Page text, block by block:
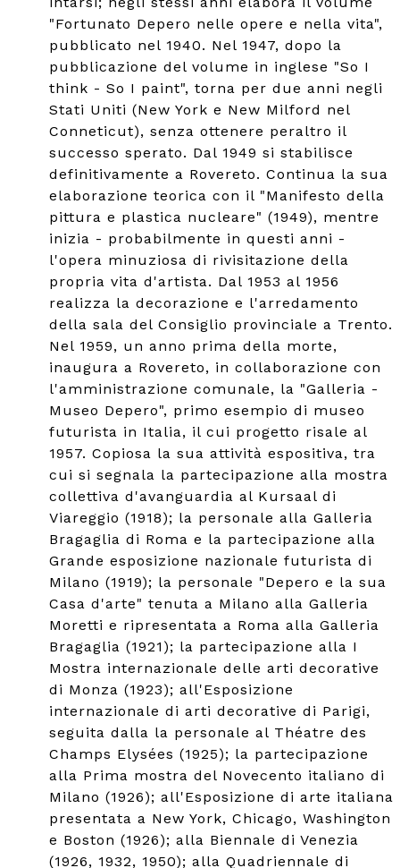
"Fortunato Depero nelle opere e nella vita",
pubblicato nel 1940. Nel 1947, dopo la
pubblicazione del volume in inglese "So I
think - So I paint", torna per due anni negli
Stati Uniti (New York e New Milford nel
Conneticut), senza ottenere peraltro il
successo sperato. Dal 1949 si stabilisce
definitivamente a Rovereto. Continua la sua
elaborazione teorica con il "Manifesto della
pittura e plastica nucleare" (1949), mentre
inizia - probabilmente in questi anni -
l'opera minuziosa di rivisitazione della
propria vita d'artista. Dal 1953 al 1956
realizza la decorazione e l'arredamento
della sala del Consiglio provinciale a Trento.
Nel 1959, un anno prima della morte,
inaugura a Rovereto, in collaborazione con
l'amministrazione comunale, la "Galleria -
Museo Depero", primo esempio di museo
futurista in Italia, il cui progetto risale al
1957. Copiosa la sua attività espositiva, tra
cui si segnala la partecipazione alla mostra
collettiva d'avanguardia al Kursaal di
Viareggio (1918); la personale alla Galleria
Bragaglia di Roma e la partecipazione alla
Grande esposizione nazionale futurista di
Milano (1919); la personale "Depero e la sua
Casa d'arte" tenuta a Milano alla Galleria
Moretti e ripresentata a Roma alla Galleria
Bragaglia (1921); la partecipazione alla I
Mostra internazionale delle arti decorative
di Monza (1923); all'Esposizione
internazionale di arti decorative di Parigi,
seguita dalla la personale al Théatre des
Champs Elysées (1925); la partecipazione
alla Prima mostra del Novecento italiano di
Milano (1926); all'Esposizione di arte italiana
presentata a New York, Chicago, Washington
e Boston (1926); alla Biennale di Venezia
(1926, 1932, 1950); alla Quadriennale di